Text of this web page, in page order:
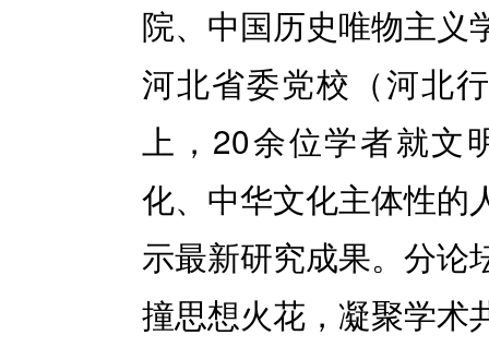
院、中国历史唯物主义
河北省委党校（河北
上，20余位学者就
化、中华文化主体性的
示最新研究成果。分论
撞思想火花，凝聚学术